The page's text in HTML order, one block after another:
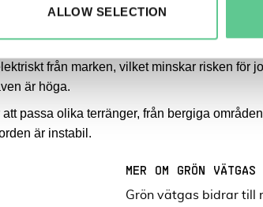
ALLOW SELECTION
som är resistent mot fukt och
som måste fungera
från marken, vilket minskar risken för
är höga.
passa olika terränger, från bergiga
är instabil.
MER OM GRÖN VÄTGAS
Grön vätgas bidrar till